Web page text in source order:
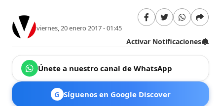
viernes, 20 enero 2017 - 01:45
Activar Notificaciones
Únete a nuestro canal de WhatsApp
G Síguenos en Google Discover